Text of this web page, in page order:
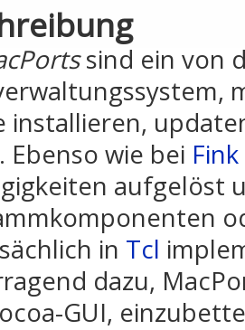
sind ein von
installieren,
Ebenso wie bei Fink
aufgelöst
in Tcl
dazu,
GUI,